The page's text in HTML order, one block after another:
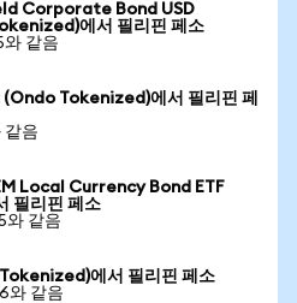
Corporate Bond USD
에서 필리핀 페소
같음
Tokenized)에서 필리핀 페
같음
Local Currency Bond ETF
필리핀 페소
와 같음
에서 필리핀 페소
와 같음